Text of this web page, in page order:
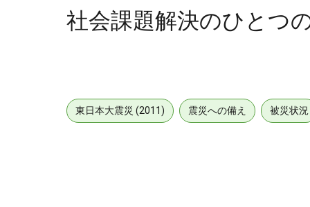
社会課題解決のひとつの
東日本大震災 (2011) 震災への備え 被災状況